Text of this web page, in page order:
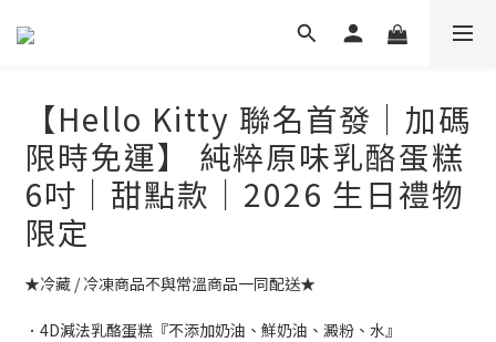
【Hello Kitty 聯名首發│加碼
限時免運】 純粹原味乳酪蛋糕
6吋｜甜點款｜2026 生日禮物
限定
★冷藏 / 冷凍商品不與常溫商品一同配送★
．4D減法乳酪蛋糕『不添加奶油、鮮奶油、澱粉、水』